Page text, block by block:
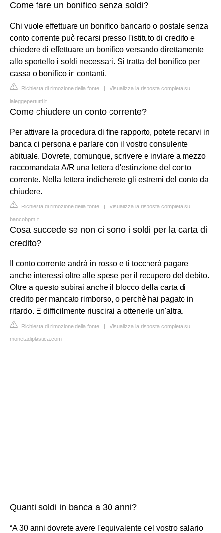
Come fare un bonifico senza soldi?
Chi vuole effettuare un bonifico bancario o postale senza
conto corrente può recarsi presso l'istituto di credito e
chiedere di effettuare un bonifico versando direttamente
allo sportello i soldi necessari. Si tratta del bonifico per
cassa o bonifico in contanti.
Richiesta di rimozione della fonte | Visualizza la risposta completa su
laleggepertutti.it
Come chiudere un conto corrente?
Per attivare la procedura di fine rapporto, potete recarvi in
banca di persona e parlare con il vostro consulente
abituale. Dovrete, comunque, scrivere e inviare a mezzo
raccomandata A/R una lettera d'estinzione del conto
corrente. Nella lettera indicherete gli estremi del conto da
chiudere.
Richiesta di rimozione della fonte | Visualizza la risposta completa su
bancobpm.it
Cosa succede se non ci sono i soldi per la carta di
credito?
Il conto corrente andrà in rosso e ti toccherà pagare
anche interessi oltre alle spese per il recupero del debito.
Oltre a questo subirai anche il blocco della carta di
credito per mancato rimborso, o perchè hai pagato in
ritardo. E difficilmente riuscirai a ottenerle un'altra.
Richiesta di rimozione della fonte | Visualizza la risposta completa su
monetadiplastica.com
Quanti soldi in banca a 30 anni?
“A 30 anni dovrete avere l'equivalente del vostro salario